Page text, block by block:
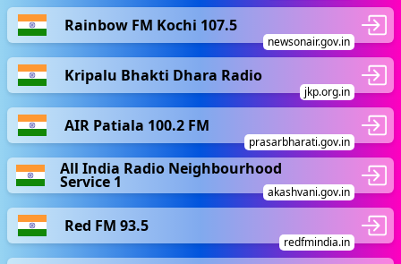
Rainbow FM Kochi 107.5
newsonair.gov.in
Kripalu Bhakti Dhara Radio
jkp.org.in
AIR Patiala 100.2 FM
prasarbharati.gov.in
All India Radio Neighbourhood
Service 1
akashvani.gov.in
Red FM 93.5
redfmindia.in